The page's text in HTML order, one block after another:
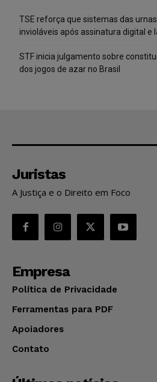
TSE reforça que sistemas das
invioláveis após assinatura digital e
STF inicia julgamento sobre
dos jogos de azar no Brasil
Juristas
A Justiça e o Direito em Foco
Empresa
Política de Privacidade
Ferramentas para PDF
Apoiadores
Contato